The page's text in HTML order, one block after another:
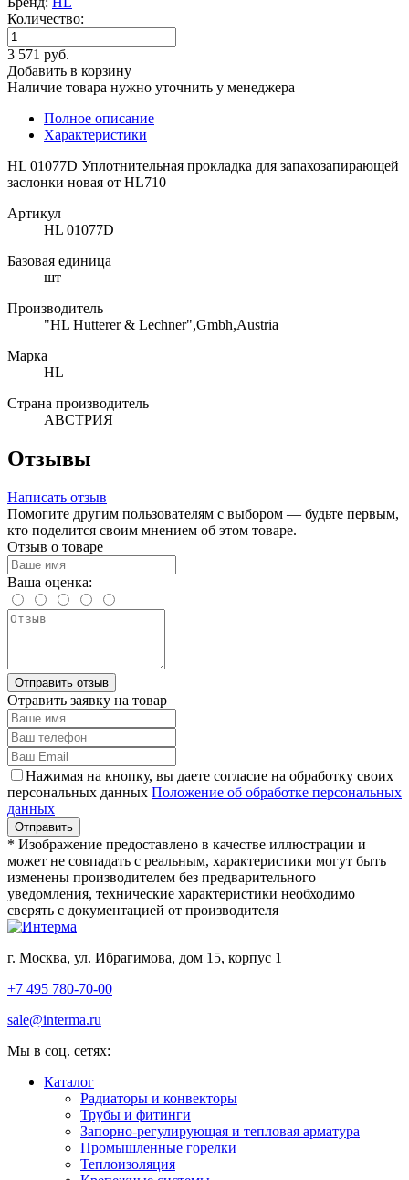
Количество:
3 571 руб.
Добавить в корзину
Наличие товара нужно уточнить у менеджера
Полное описание
Характеристики
HL 01077D Уплотнительная прокладка для запахозапирающей
заслонки новая от HL710
Артикул
HL 01077D
Базовая единица
шт
Производитель
"HL Hutterer & Lechner",Gmbh,Austria
Марка
HL
Страна производитель
АВСТРИЯ
Отзывы
Написать отзыв
Помогите другим пользователям с выбором — будьте первым,
кто поделится своим мнением об этом товаре.
Отзыв о товаре
Ваша оценка:
Отправить отзыв
Отравить заявку на товар
Нажимая на кнопку, вы даете согласие на обработку своих
персональных данных Положение об обработке персональных
данных
* Изображение предоставлено в качестве иллюстрации и
может не совпадать с реальным, характеристики могут быть
изменены производителем без предварительного
уведомления, технические характеристики необходимо
сверять с документацией от производителя
г. Москва, ул. Ибрагимова, дом 15, корпус 1
+7 495 780-70-00
sale@interma.ru
Мы в соц. сетях:
Каталог
Радиаторы и конвекторы
Трубы и фитинги
Запорно-регулирующая и тепловая арматура
Промышленные горелки
Теплоизоляция